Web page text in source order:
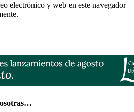
electrónico y web en este navegador